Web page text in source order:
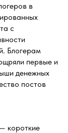
в
с
Блогерам
первые и
денежных
постов
короткие